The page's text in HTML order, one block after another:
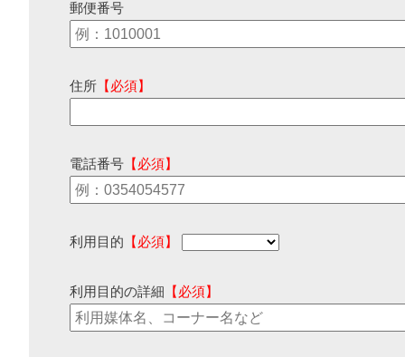
郵便番号
住所 【必須】
電話番号 【必須】
利用目的 【必須】
利用目的の詳細 【必須】